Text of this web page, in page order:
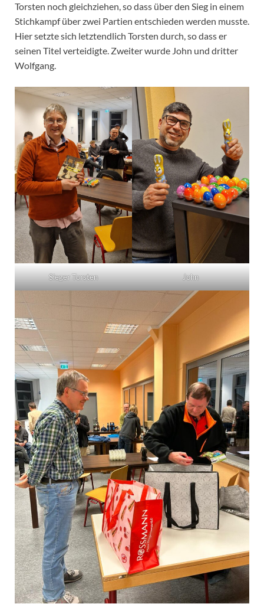
Torsten noch gleichziehen, so dass über den Sieg in einem
Stichkampf über zwei Partien entschieden werden musste.
Hier setzte sich letztendlich Torsten durch, so dass er
seinen Titel verteidigte. Zweiter wurde John und dritter
Wolfgang.
Sieger Torsten John